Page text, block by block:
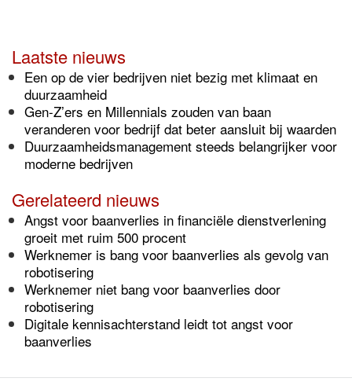
Laatste nieuws
Een op de vier bedrijven niet bezig met klimaat en
duurzaamheid
Gen-Z’ers en Millennials zouden van baan
veranderen voor bedrijf dat beter aansluit bij waarden
Duurzaamheidsmanagement steeds belangrijker voor
moderne bedrijven
Gerelateerd nieuws
Angst voor baanverlies in financiële dienstverlening
groeit met ruim 500 procent
Werknemer is bang voor baanverlies als gevolg van
robotisering
Werknemer niet bang voor baanverlies door
robotisering
Digitale kennisachterstand leidt tot angst voor
baanverlies